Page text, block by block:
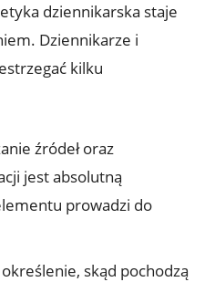
dziennikarska staje
Dziennikarze i
kilku
źródeł oraz
jest absolutną
prowadzi do
skąd pochodzą